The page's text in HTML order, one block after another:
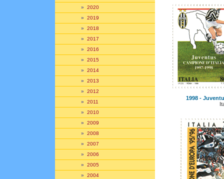
» 2020
» 2019
» 2018
» 2017
» 2016
» 2015
» 2014
» 2013
» 2012
» 2011
» 2010
» 2009
» 2008
» 2007
» 2006
» 2005
» 2004
1998 -